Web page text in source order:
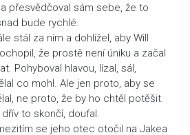
přesvědčoval sám sebe, že to
bude rychlé.
stál za ním a dohlížel, aby Will
že prostě není úniku a začal
Pohyboval hlavou, lízal, sál,
co mohl. Ale jen proto, aby se
ne proto, že by ho chtěl potěšit.
to skončí, doufal.
se jeho otec otočil na Jakea